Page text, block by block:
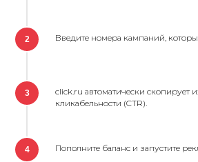
2 Введите номера кампаний,
3
click.ru автоматически скопирует
кликабельности (CTR).
4 Пополните баланс и запустите